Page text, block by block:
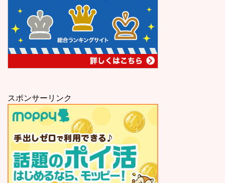
スポンサーリンク